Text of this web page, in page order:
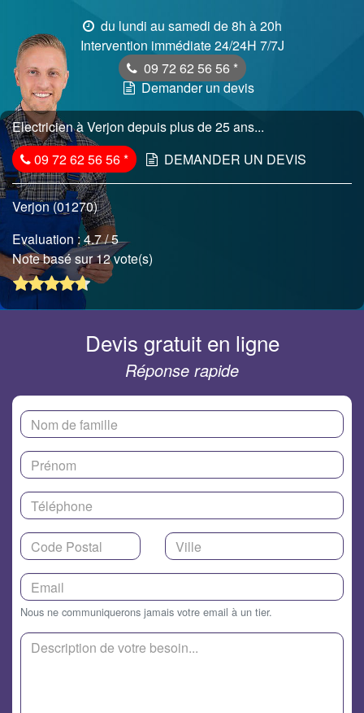
du lundi au samedi de 8h à 20h
Intervention immédiate 24/24H 7/7J
09 72 62 56 56 *
Demander un devis
Electricien à Verjon depuis plus de 25 ans...
09 72 62 56 56* DEMANDER UN DEVIS
Verjon (01270)
Evaluation :4.7/ 5
Note basé sur 12 vote(s)
Devis gratuit en ligne
Réponse rapide
Nous ne communiquerons jamais votre email à un tier.